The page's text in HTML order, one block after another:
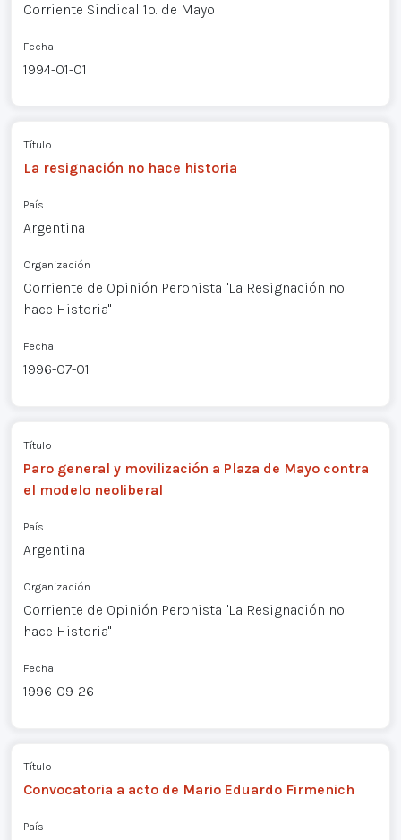
Corriente Sindical 1o. de Mayo
Fecha
1994-01-01
Título
La resignación no hace historia
País
Argentina
Organización
Corriente de Opinión Peronista "La Resignación no
hace Historia"
Fecha
1996-07-01
Título
Paro general y movilización a Plaza de Mayo contra
el modelo neoliberal
País
Argentina
Organización
Corriente de Opinión Peronista "La Resignación no
hace Historia"
Fecha
1996-09-26
Título
Convocatoria a acto de Mario Eduardo Firmenich
País